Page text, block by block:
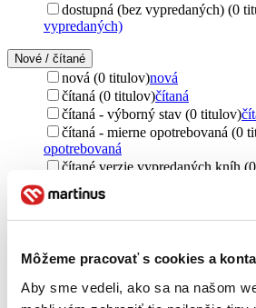
Môžeme pracovať s cookies a
Aby sme vedeli, ako sa na našom
dostupná (bez vypredaných) (0
vypredaných)
Nové / čítané
nová (0 titulov)nová
čítaná (0 titulov)čítaná
čítaná - výborný stav (0 titulov)
čítaná - mierne opotrebovaná (0
opotrebovaná
čítané verzie vypredaných kníh
Vydavateľstvo
Naše vojsko CZ (1 titul)Naše